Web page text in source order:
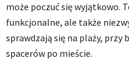
może poczuć się wyjątkowo.
funkcjonalne, ale także
sprawdzają się na plaży, przy
spacerów po mieście.